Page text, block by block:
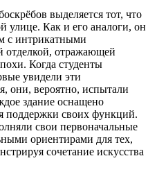
выделяется тот, что
улице. Как и его аналоги, он
с интрикатными
отделкой, отражающей
Когда студенты
увидели эти
они, вероятно, испытали
здание оснащено
поддержки своих функций.
свои первоначальные
ориентирами для тех,
сочетание искусства